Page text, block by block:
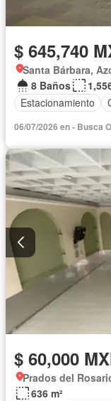
$ 645,740
Santa Bárbara,
8 Baños
Estacionamiento
06/07/2026 en - Busca
$ 60,000
Prados del
636 m²